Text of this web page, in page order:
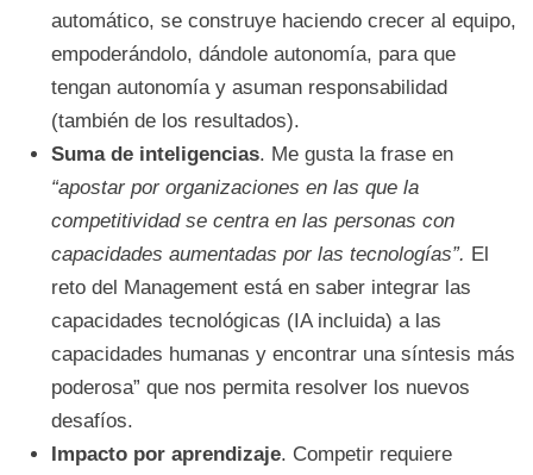
automático, se construye haciendo crecer al equipo,
empoderándolo, dándole autonomía, para que
tengan autonomía y asuman responsabilidad
(también de los resultados).
Suma de inteligencias. Me gusta la frase en
“apostar por organizaciones en las que la
competitividad se centra en las personas con
capacidades aumentadas por las tecnologías”. El
reto del Management está en saber integrar las
capacidades tecnológicas (IA incluida) a las
capacidades humanas y encontrar una síntesis más
poderosa” que nos permita resolver los nuevos
desafíos.
Impacto por aprendizaje. Competir requiere